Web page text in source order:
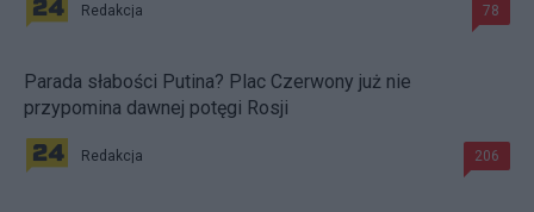
Redakcja 78
Parada słabości Putina? Plac Czerwony już nie
przypomina dawnej potęgi Rosji
Redakcja 206